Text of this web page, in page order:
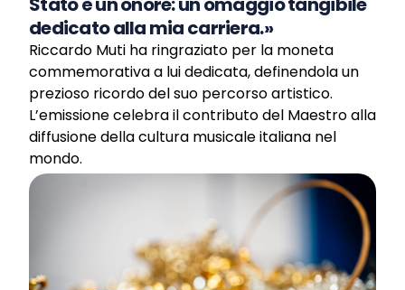
dedicato alla mia carriera.»
Riccardo Muti ha ringraziato per la moneta
commemorativa a lui dedicata, definendola un
prezioso ricordo del suo percorso artistico.
L’emissione celebra il contributo del Maestro alla
diffusione della cultura musicale italiana nel
mondo.